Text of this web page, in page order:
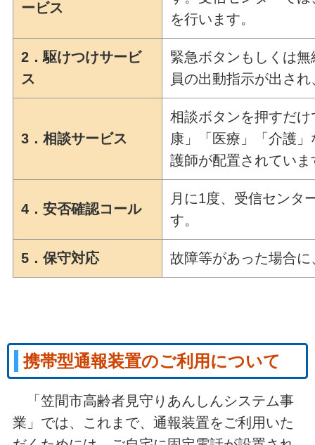
ービス
を行います。
2．駆けつけサービ
ス
緊急ボタンもしくは
員の出動指示が出さ
3．相談サービス
相談ボタンを押すだ
康」「医療」「介護
護師が配置されていま
4．安否確認コール
月に1度、受信センタ
す。
5．保守対応 故障等があった場合
携帯型通報装置のご利用について
「笠間市高齢者見守りあんしんシステム事
業」では、これまで、通報装置をご利用いた